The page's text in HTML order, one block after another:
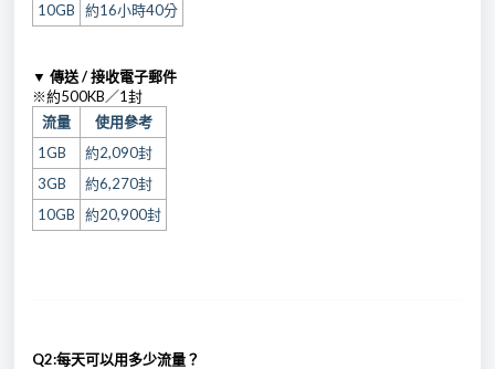
10GB
約16小時40分
▼ 傳送 / 接收電子郵件
※約500KB／1封
流量
使用參考
1GB
約2,090封
3GB
約6,270封
10GB
約20,900封
Q2:每天可以用多少流量？